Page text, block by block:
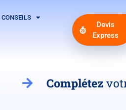
CONSEILS
Devis
Express
Complétez